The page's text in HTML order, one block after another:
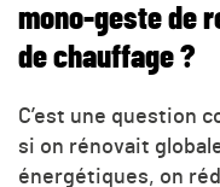
mono-geste de
de chauffage ?
C’est une question
si on rénovait
énergétiques, on